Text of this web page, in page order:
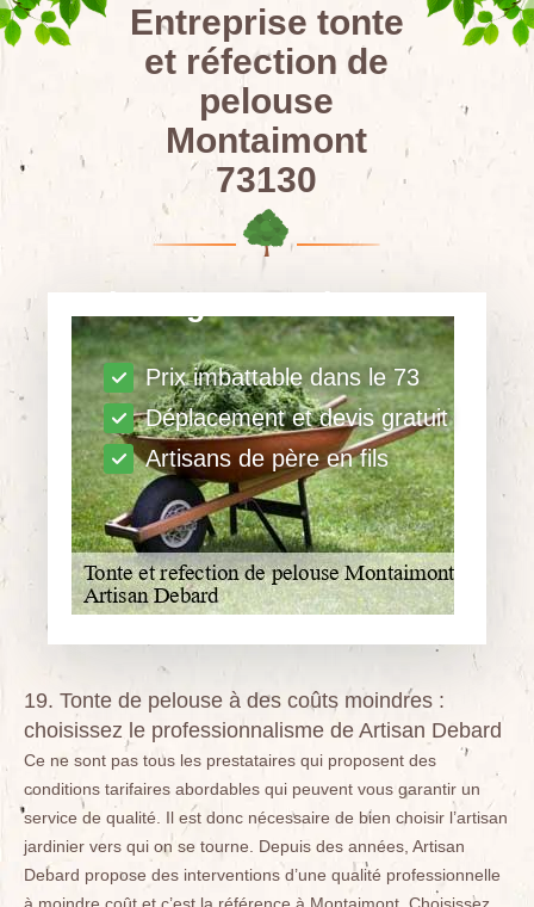
abattage toute hauteur
Prix imbattable dans le 73
Déplacement et devis gratuit
Artisans de père en fils
Entreprise tonte
et réfection de
pelouse
Montaimont
73130
19. Tonte de pelouse à des coûts moindres :
choisissez le professionnalisme de Artisan Debard
Ce ne sont pas tous les prestataires qui proposent des
conditions tarifaires abordables qui peuvent vous garantir un
service de qualité. Il est donc nécessaire de bien choisir l’artisan
jardinier vers qui on se tourne. Depuis des années, Artisan
Debard propose des interventions d’une qualité professionnelle